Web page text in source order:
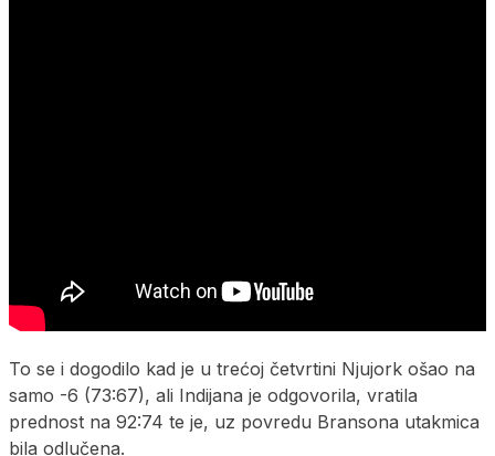
To se i dogodilo kad je u trećoj četvrtini Njujork ošao na
samo -6 (73:67), ali Indijana je odgovorila, vratila
prednost na 92:74 te je, uz povredu Bransona utakmica
bila odlučena.